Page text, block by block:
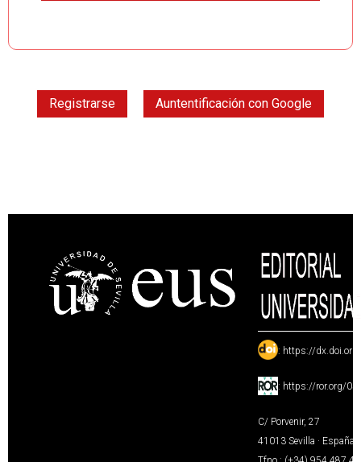
Registrarse Auntentificación con Google
: https://
: https://ror.org/
C/ Porvenir, 27
41013 Sevilla · España